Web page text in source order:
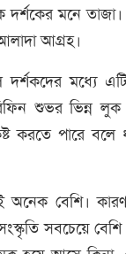
মনে
আগ্রহ।
দর্শকদের মধ্যে
শুভর ভিন্ন
করতে পারে বলে
অনেক বেশি।
সবচেয়ে বেশি